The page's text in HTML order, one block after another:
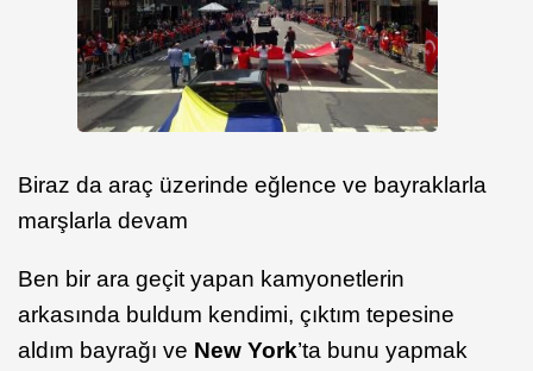
Biraz da araç üzerinde eğlence ve bayraklarla
marşlarla devam
Ben bir ara geçit yapan kamyonetlerin
arkasında buldum kendimi, çıktım tepesine
aldım bayrağı ve New York’ta bunu yapmak